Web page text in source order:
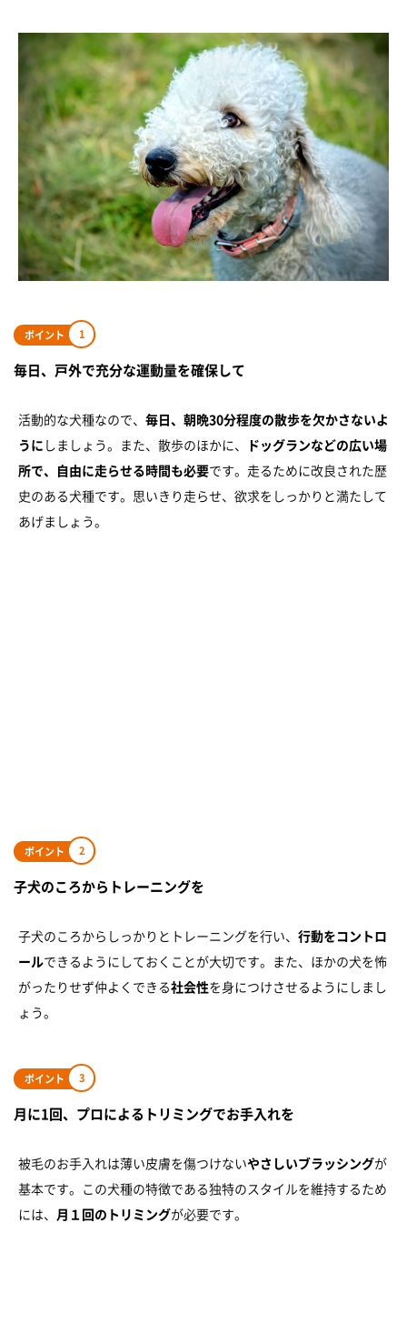
ポイント 1
毎日、戸外で充分な運動量を確保して
活動的な犬種なので、 毎日、朝晩30分程度の散歩を欠かさないよ
うに しましょう。また、散歩のほかに、
ドッグランなどの広い場
所で、自由に走らせる時間も必要です。走るために改良された歴
史のある犬種です。思いきり走らせ、欲求をしっかりと満たして
あげましょう。
ポイント 2
子犬のころからトレーニングを
子犬のころからしっかりとトレーニングを行い、 行動をコントロ
ールできるようにしておくことが大切です。また、ほかの犬を怖
がったりせず仲よくできる社会性を身につけさせるようにしまし
ょう。
ポイント 3
月に1回、プロによるトリミングでお手入れを
被毛のお手入れは薄い皮膚を傷つけないやさしいブラッシングが
基本です。この犬種の特徴である独特のスタイルを維持するため
には、 月１回のトリミングが必要です。